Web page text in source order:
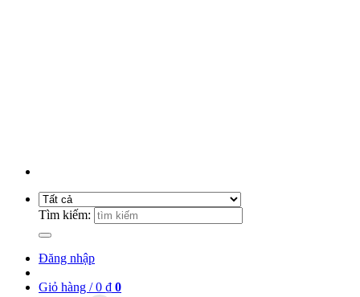
Tìm kiếm:
Đăng nhập
Giỏ hàng /0 ₫ 0